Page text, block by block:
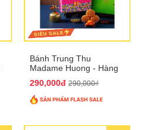
Bánh Trung Thu
Madame Huong - Hàng
290,000đ 290,000₫